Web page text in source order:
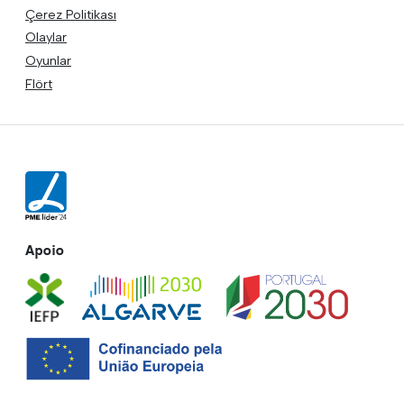
Çerez Politikası
Olaylar
Oyunlar
Flört
Apoio